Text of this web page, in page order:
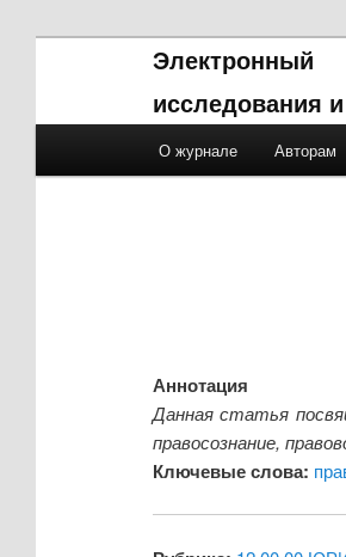
исследования
Skip to primary content
Skip to secondary
О журнале Авторам
Аннотация
Данная статья
правосознание,
Ключевые слова: